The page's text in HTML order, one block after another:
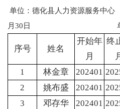
单位：德化县人力资
月30日 单位
序号 姓名
开始年
月
终
1 林金章 202401
2
姚布盛 202401
3
邓存华 202401